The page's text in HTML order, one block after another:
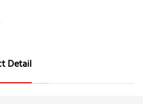
Detail